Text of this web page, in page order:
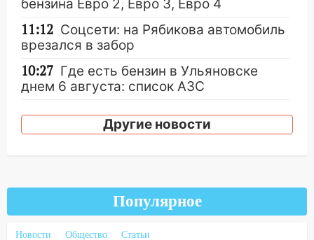
бензина Евро 2, Евро 3, Евро 4
11:12 Соцсети: на Рябикова автомобиль
врезался в забор
10:27 Где есть бензин в Ульяновске
днем 6 августа: список АЗС
10:16 Внимание! В Ульяновской области
объявлена ракетная опасность
В Ульяновске черный коршун
застрял в тепловозе
09:44
Ульяновские спасатели помогли
Другие новости
Популярное
Новости Общество
Статьи